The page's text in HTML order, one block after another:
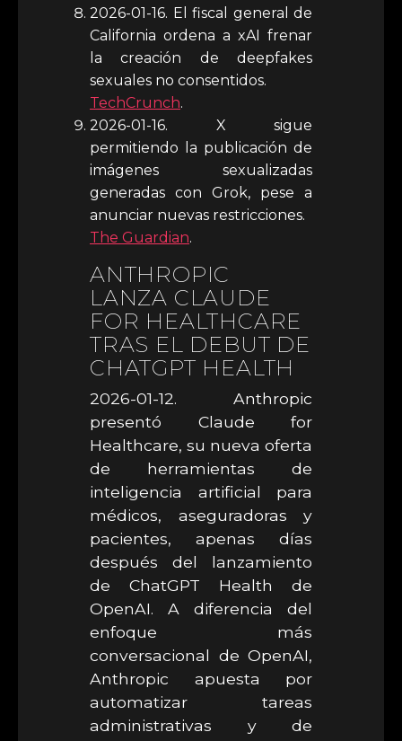
2026-01-16. El fiscal general de
California ordena a xAI frenar
la creación de deepfakes
sexuales no consentidos.
TechCrunch.
2026-01-16. X sigue
permitiendo la publicación de
imágenes sexualizadas
generadas con Grok, pese a
anunciar nuevas restricciones.
The Guardian.
ANTHROPIC
LANZA CLAUDE
FOR HEALTHCARE
TRAS EL DEBUT DE
CHATGPT HEALTH
2026-01-12. Anthropic
presentó Claude for
Healthcare, su nueva oferta
de herramientas de
inteligencia artificial para
médicos, aseguradoras y
pacientes, apenas días
después del lanzamiento
de ChatGPT Health de
OpenAI. A diferencia del
enfoque más
conversacional de OpenAI,
Anthropic apuesta por
automatizar tareas
administrativas y de